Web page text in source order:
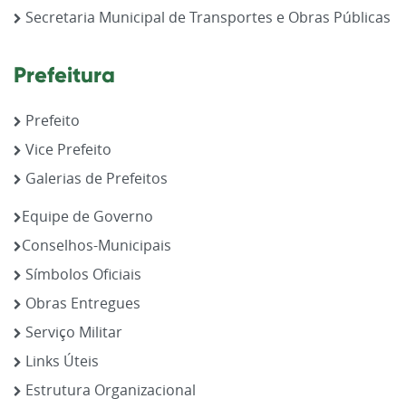
Secretaria Municipal de Transportes e Obras Públicas
Prefeitura
Prefeito
Vice Prefeito
Galerias de Prefeitos
Equipe de Governo
Conselhos-Municipais
Símbolos Oficiais
Obras Entregues
Serviço Militar
Links Úteis
Estrutura Organizacional